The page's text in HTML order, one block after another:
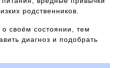
родственников.
своём состоянии, тем
диагноз и подобрать